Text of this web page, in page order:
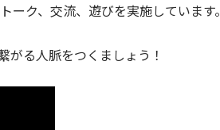
ク、交流、遊びを実施しています。
がる人脈をつくましょう！